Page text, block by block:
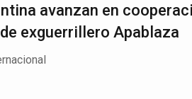
avanzan en
exguerrillero Apablaza